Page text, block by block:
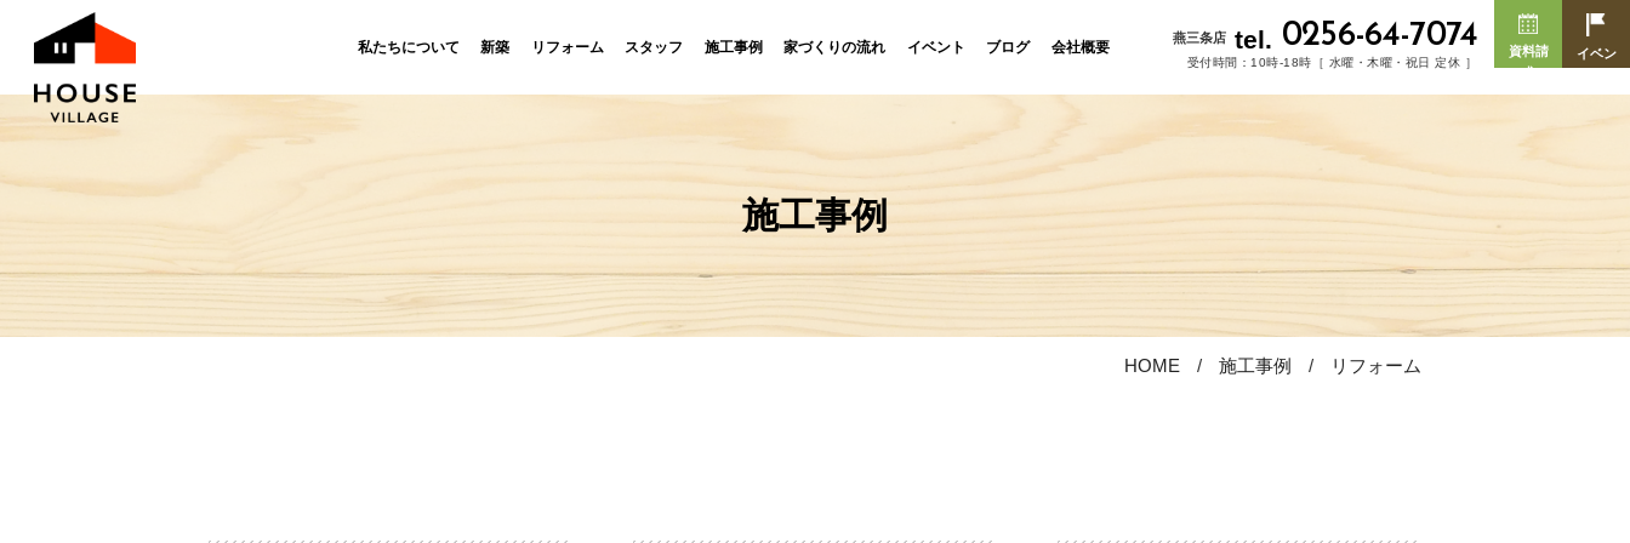
私たちについて 新築 リフォーム スタッフ 施工事例 家づくりの流れ イベント ブログ 会社概要
燕三条店 tel. 0256-64-7074
受付時間：10時-18時［ 水曜・木曜・祝日 定休 ］
資料請
求
イベン
施工事例
HOME 施工事例 リフォーム